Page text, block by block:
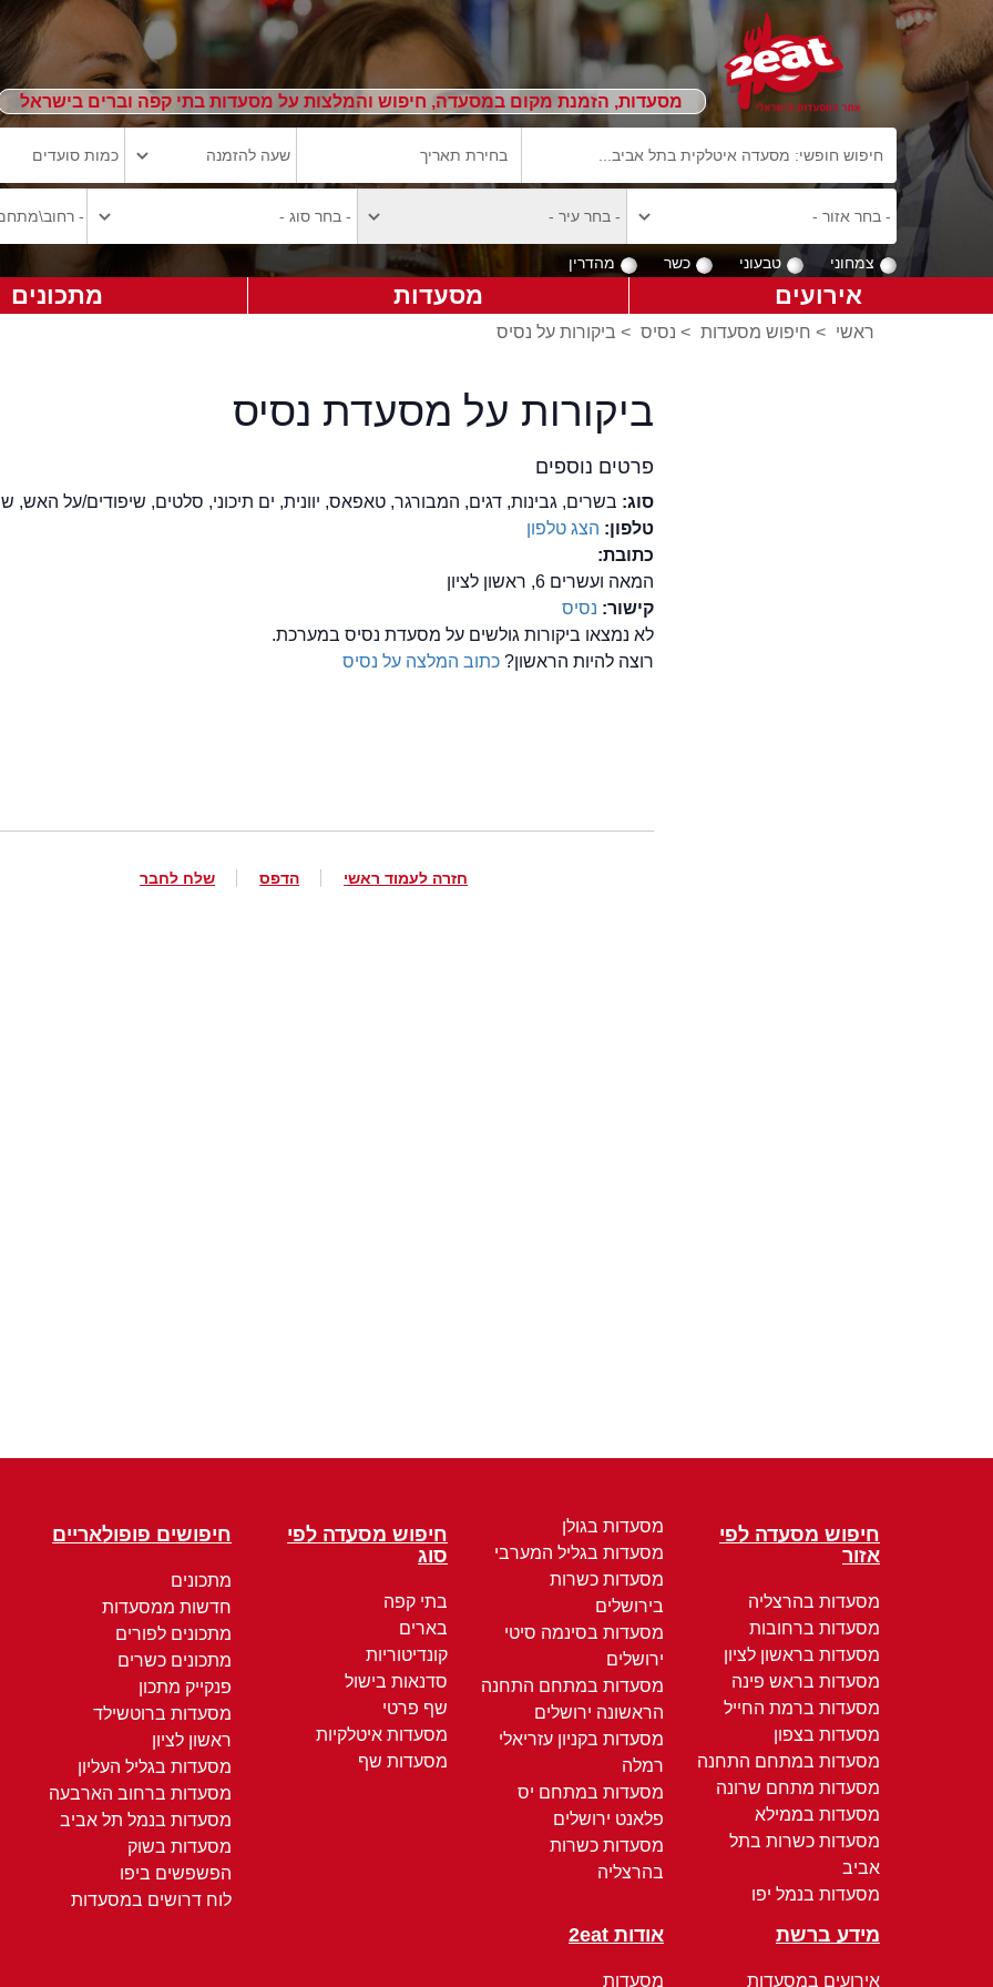
מסעדות, הזמנת מקום במסעדה, חיפוש והמלצות על מסעדות בתי קפה וברים בישראל
צמחוני טבעוני כשר מהדרין
אירועים מסעדות מתכונים
ראשי > חיפוש מסעדות > נסיס > ביקורות על נסיס
ביקורות על מסעדת נסיס
פרטים נוספים
סוג: בשרים, גבינות, דגים, המבורגר, טאפאס, יוונית, ים תיכוני, סלטים, שיפודים/על האש,
טלפון: הצג טלפון
כתובת:
המאה ועשרים 6, ראשון לציון
קישור: נסיס
לא נמצאו ביקורות גולשים על מסעדת נסיס במערכת.
רוצה להיות הראשון?כתוב המלצה על נסיס
חזרה לעמוד ראשי הדפס שלח לחבר
חיפוש מסעדה לפי
אזור
מסעדות בהרצליה
מסעדות ברחובות
מסעדות בראשון לציון
מסעדות בראש פינה
מסעדות ברמת החייל
מסעדות בצפון
מסעדות במתחם התחנה
מסעדות מתחם שרונה
מסעדות בממילא
מסעדות כשרות בתל
אביב
מסעדות בנמל יפו
מסעדות בגולן
מסעדות בגליל המערבי
מסעדות כשרות
בירושלים
מסעדות בסינמה סיטי
ירושלים
מסעדות במתחם התחנה
הראשונה ירושלים
מסעדות בקניון עזריאלי
רמלה
מסעדות במתחם יס
פלאנט ירושלים
מסעדות כשרות
בהרצליה
חיפוש מסעדה לפי
סוג
בתי קפה
בארים
קונדיטוריות
סדנאות בישול
שף פרטי
מסעדות איטלקיות
מסעדות שף
חיפושים פופולאריים
מתכונים
חדשות ממסעדות
מתכונים לפורים
מתכונים כשרים
פנקייק מתכון
מסעדות ברוטשילד
ראשון לציון
מסעדות בגליל העליון
מסעדות ברחוב הארבעה
מסעדות בנמל תל אביב
מסעדות בשוק
הפשפשים ביפו
לוח דרושים במסעדות
מידע ברשת
אירועים במסעדות
אודות 2eat
מסעדות